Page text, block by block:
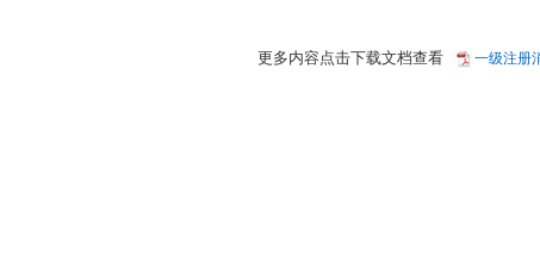
更多内容点击下载文档查看 一级注册